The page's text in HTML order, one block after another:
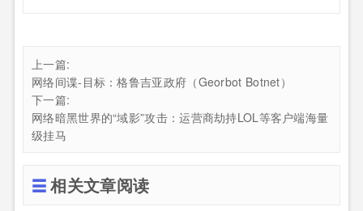
上一篇:
网络间谍-目标：格鲁吉亚政府（Georbot Botnet）
下一篇:
网络暗黑世界的“域影”攻击：运营商劫持LOL等客户端海量
级挂马
相关文章阅读